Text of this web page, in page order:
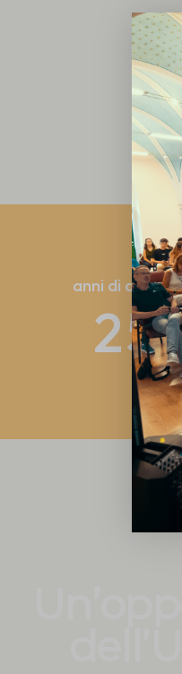
anni di attività
25